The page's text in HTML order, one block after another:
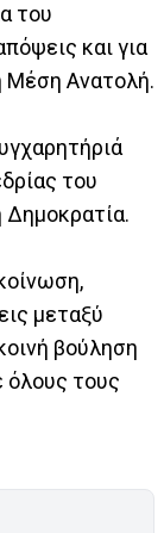
του
και για
Μέση Ανατολή.
του
Δημοκρατία.
μεταξύ
βούληση
όλους τους